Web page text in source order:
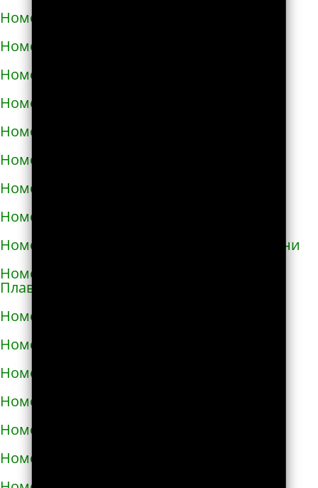
Номера телефонов такси в Вольногорске
Номера телефонов такси в Вольнянске
Номера телефонов такси в Вышгороде
Номера телефонов такси в Гайвороне
Номера телефонов такси в Гайсине
Номера телефонов такси в Геническе
Номера телефонов такси в Глухове
Номера телефонов такси в Гнивани
Номера телефонов такси в Голой Пристани
Номера телефонов такси в Горишних
Плавнях
Номера телефонов такси в Городище
Номера телефонов такси в Городке
Номера телефонов такси в Городке
Номера телефонов такси в Гостомеле
Номера телефонов такси в Гребёнке
Номера телефонов такси в Дергачах